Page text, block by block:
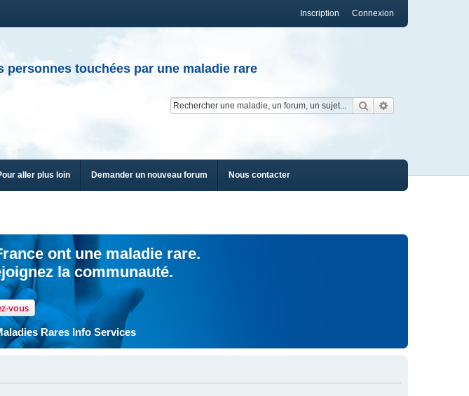
Connexion
Inscription
personnes touchées par une maladie rare
Rechercher
aller plus loin Demander un nouveau forum Nous contacter
ont une maladie rare.
la communauté.
vous
Rares Info Services